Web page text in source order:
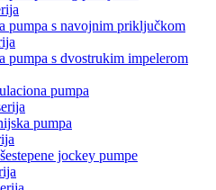
pumpa s navojnim priključkom
pumpa s dvostrukim impelerom
pumpa
pumpa
jockey pumpe